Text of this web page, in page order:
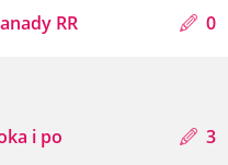
RR 0
i po 3